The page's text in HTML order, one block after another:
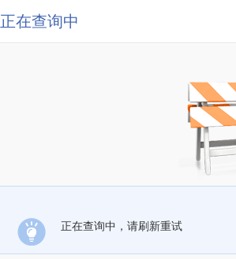
正在查询中
正在查询中，请刷新重试